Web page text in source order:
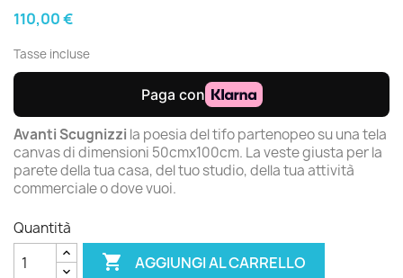
110,00 €
Tasse incluse
Avanti Scugnizzi la poesia del tifo partenopeo su una tela
canvas di dimensioni 50cmx100cm. La veste giusta per la
parete della tua casa, del tuo studio, della tua attività
commerciale o dove vuoi.
Quantità
 AGGIUNGI AL CARRELLO